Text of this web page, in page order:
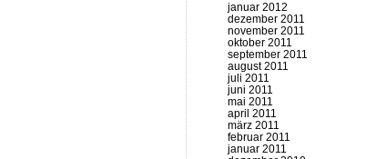
januar 2012
dezember 2011
november 2011
oktober 2011
september 2011
august 2011
juli 2011
juni 2011
mai 2011
april 2011
märz 2011
februar 2011
januar 2011